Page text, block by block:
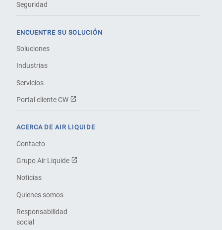
Seguridad
ENCUENTRE SU SOLUCIÓN
Soluciones
Industrias
Servicios
Portal cliente CW
ACERCA DE AIR LIQUIDE
Contacto
Grupo Air Liquide
Noticias
Quienes somos
Responsabilidad
social